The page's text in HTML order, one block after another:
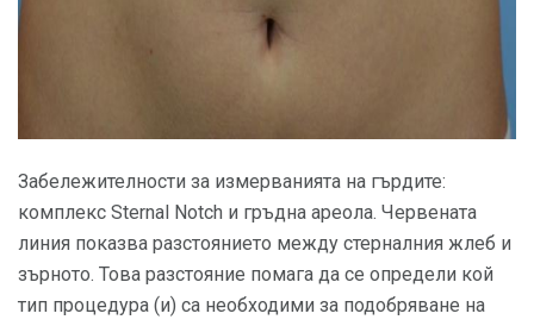
Забележителности за измерванията на гърдите:
комплекс Sternal Notch и гръдна ареола. Червената
линия показва разстоянието между стерналния жлеб и
зърното. Това разстояние помага да се определи кой
тип процедура (и) са необходими за подобряване на